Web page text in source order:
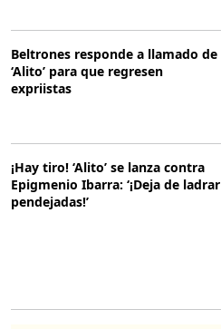
Beltrones responde a llamado de
‘Alito’ para que regresen
expriistas
¡Hay tiro! ‘Alito’ se lanza contra
Epigmenio Ibarra: ‘¡Deja de ladrar
pendejadas!’